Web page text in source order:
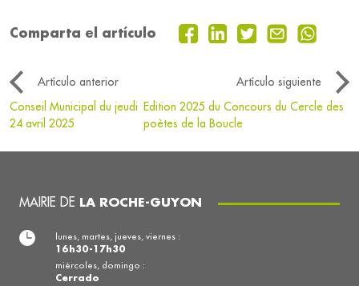
Comparta el artículo
Artículo anterior
Artículo siguiente
Conseil Municipal du jeudi
24 avril 2025
Edition 2025 du Concours du Cercle des
poètes de la Boucle
MAIRIE DE LA ROCHE-GUYON
lunes, martes, jueves, viernes :
16h30-17h30
miércoles, domingo :
Cerrado